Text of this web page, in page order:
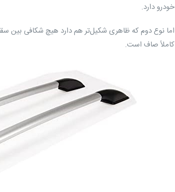
خودرو دارد.
اما نوع دوم که ظاهری شکیل‌تر هم دارد هیچ شکافی بین
کاملاً صاف است.